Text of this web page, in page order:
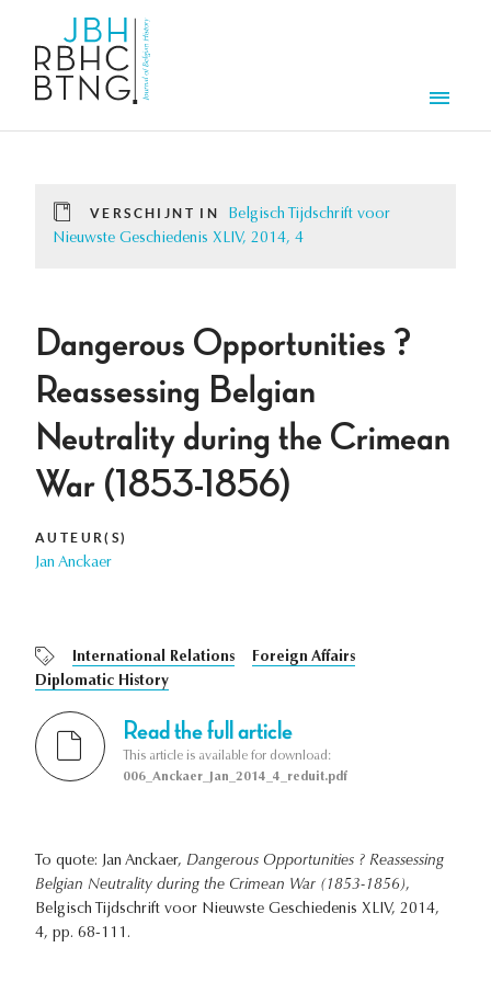
VERSCHIJNT IN
Belgisch Tijdschrift voor
Nieuwste Geschiedenis XLIV, 2014, 4
Dangerous Opportunities ?
Reassessing Belgian
Neutrality during the Crimean
War (1853-1856)
AUTEUR(S)
Jan Anckaer
International Relations
Foreign Affairs
Diplomatic History
Read the full article
This article is available for download:
006_Anckaer_Jan_2014_4_reduit.pdf
To quote: Jan Anckaer, Dangerous Opportunities ? Reassessing
Belgian Neutrality during the Crimean War (1853-1856),
Belgisch Tijdschrift voor Nieuwste Geschiedenis XLIV, 2014,
4, pp. 68-111.